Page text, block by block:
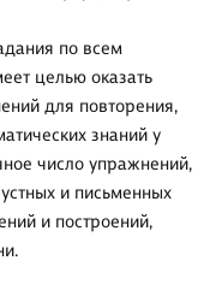
по всем
целью оказать
для повторения,
знаний у
число упражнений,
и письменных
и построений,